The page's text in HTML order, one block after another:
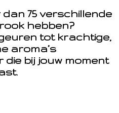
dan 75 verschillende
hebben?
tot krachtige,
aroma’s
die bij jouw moment